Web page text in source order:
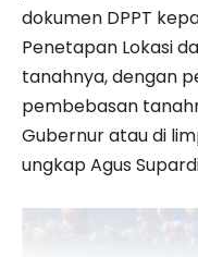
dokumen DPPT
Penetapan Lokasi
tanahnya, dengan
pembebasan
Gubernur atau di
ungkap Agus